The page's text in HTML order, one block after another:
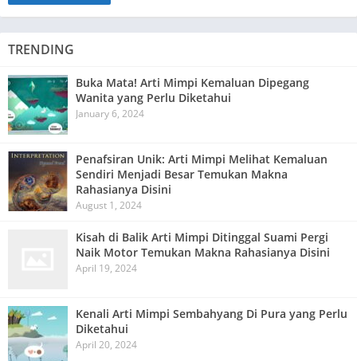
TRENDING
Buka Mata! Arti Mimpi Kemaluan Dipegang
Wanita yang Perlu Diketahui
January 6, 2024
Penafsiran Unik: Arti Mimpi Melihat Kemaluan
Sendiri Menjadi Besar Temukan Makna
Rahasianya Disini
August 1, 2024
Kisah di Balik Arti Mimpi Ditinggal Suami Pergi
Naik Motor Temukan Makna Rahasianya Disini
April 19, 2024
Kenali Arti Mimpi Sembahyang Di Pura yang Perlu
Diketahui
April 20, 2024